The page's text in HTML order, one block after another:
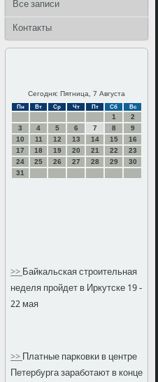
Все записи
Контакты
Сегодня: Пятница, 7 Августа
Пн Вт Ср Чт Пт Сб Вс
1
2
3
4 5 6 7 8
9
10
11 12 13 14 15
16
17
18 19 20 21 22
23
24
25 26 27 28 29
30
31
>>Байкальская строительная
неделя пройдет в Иркутске 19 -
22 мая
>>Платные парковки в центре
Петербурга заработают в конце